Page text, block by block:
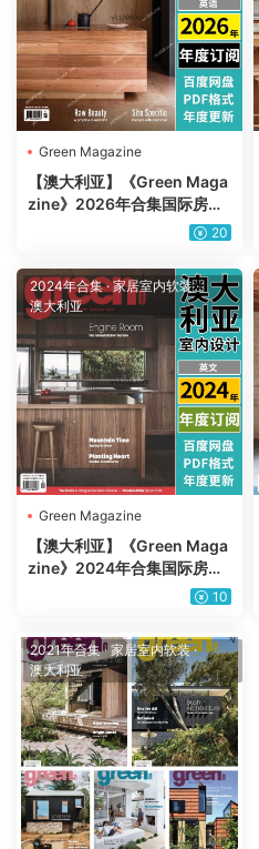
Green Magazine
【澳大利亚】《Green Maga
zine》2026年合集国际房屋
花园住宅别墅环境设计项目案
20
2024年合集·家居室内软装·
澳大利亚
Green Magazine
【澳大利亚】《Green Maga
zine》2024年合集国际房屋
花园住宅别墅环境设计项目案
10
2021年合集·家居室内软装·
澳大利亚